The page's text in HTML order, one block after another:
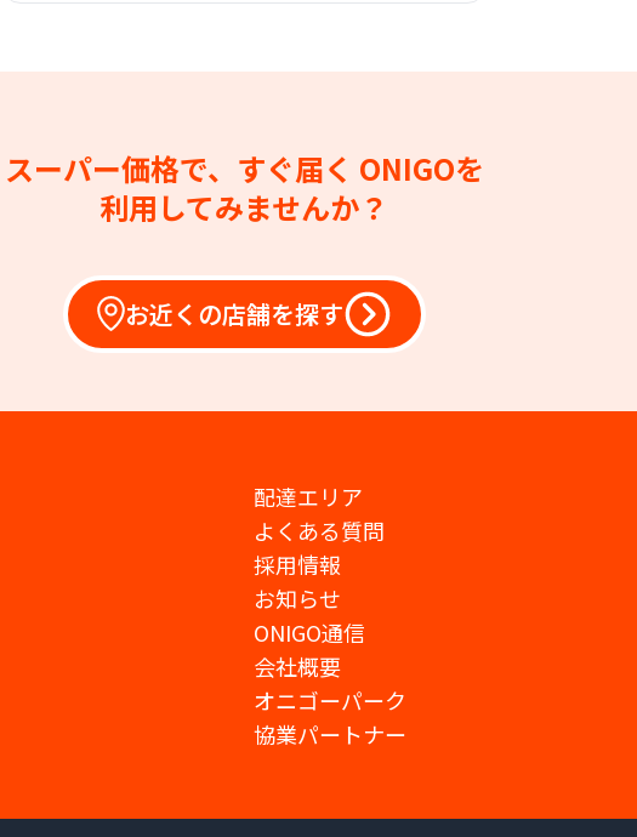
スーパー価格で、すぐ届く ONIGOを
利用してみませんか？
お近くの店舗を探す
配達エリア
よくある質問
採用情報
お知らせ
ONIGO通信
会社概要
オニゴーパーク
協業パートナー